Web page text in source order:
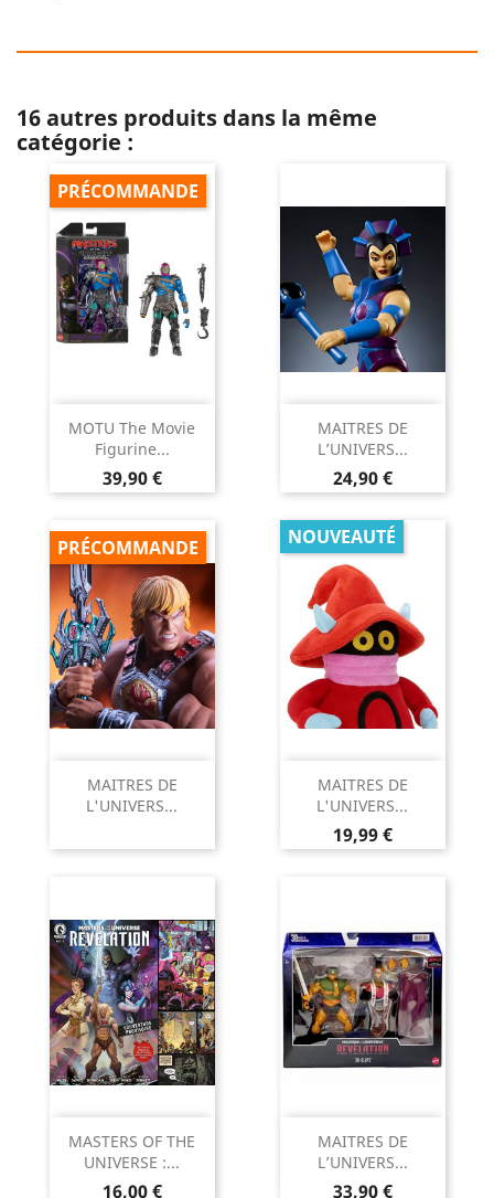
16 autres produits dans la même
catégorie :
MOTU The Movie
Figurine...
Prix
39,90 €
PRÉCOMMANDE
MAITRES DE
L’UNIVERS...
Prix
24,90 €
MAITRES DE
L'UNIVERS...
PRÉCOMMANDE
MAITRES DE
L'UNIVERS...
Prix
19,99 €
NOUVEAUTÉ
MASTERS OF THE
UNIVERSE :...
Prix
16,00 €
MAITRES DE
L’UNIVERS...
Prix
33,90 €